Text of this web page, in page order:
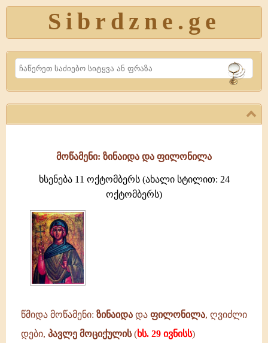
Sibrdzne.ge
Search
მოწამენი: ზინაიდა და ფილონილა
ხსენება 11 ოქტომბერს (ახალი სტილით: 24
ოქტომბერს)
წმიდა მოწამენი: ზინაიდა და ფილონილა, ღვიძლი
დები, პავლე მოციქულის(ხს. 29 ივნისს)